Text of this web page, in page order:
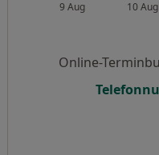
9 Aug 10 Aug
Online-